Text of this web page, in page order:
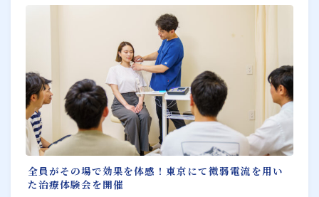
全員がその場で効果を体感！東京にて微弱電流を用い
た治療体験会を開催